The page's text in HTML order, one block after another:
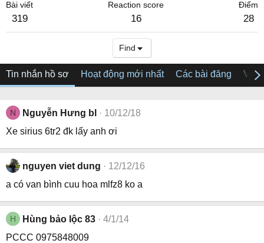
Bài viết
319
Reaction score
16
Điểm
28
Find
Tin nhắn hồ sơ Hoạt động mới nhất Các bài đăng Về
N Nguyễn Hưng bl
10/12/18
Xe sirius 6tr2 đk lấy anh ơi
nguyen viet dung
12/12/16
a có van bình cuu hoa mlfz8 ko a
H Hùng bảo lộc 83
4/1/14
PCCC 0975848009